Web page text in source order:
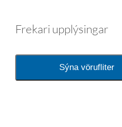
Frekari upplýsingar
Sýna vörufliter